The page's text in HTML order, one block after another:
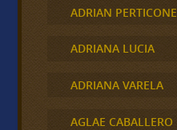
ADRIAN PERTICONE
ADRIANA LUCIA
ADRIANA VARELA
AGLAE CABALLERO